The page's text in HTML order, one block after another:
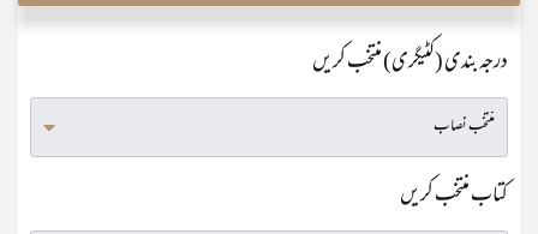
درجہ بندی (کٹیگری) منتخب کریں
کتاب منتخب کریں